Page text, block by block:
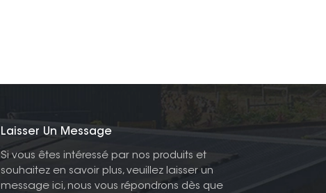
Laisser Un Message
Si vous êtes intéressé par nos produits et
souhaitez en savoir plus, veuillez laisser un
message ici, nous vous répondrons dès que